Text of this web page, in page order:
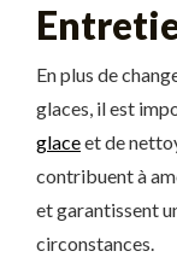
En plus de
glaces, il est
glaceet de
contribuent à
et garantissent
circonstances.